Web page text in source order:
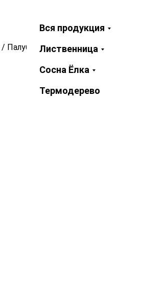
Закрыть
Вся продукция
Лиственница
Сосна Ёлка
Термодерево
/ Палубная доска из лиственницы